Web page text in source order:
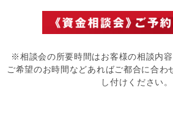
※相談会の所要時間はお客様の相談内容
ご希望のお時間などあればご都合に合わ
し付けください。